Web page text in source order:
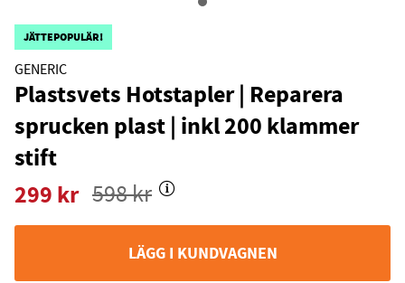
JÄTTEPOPULÄR!
GENERIC
Plastsvets Hotstapler | Reparera
sprucken plast | inkl 200 klammer
stift
598kr
299 kr
LÄGG I KUNDVAGNEN